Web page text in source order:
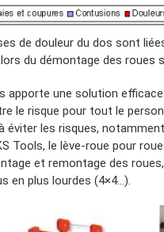
de douleur du dos sont
du démontage des roues
apporte une solution
le risque pour tout le
éviter les risques,
Tools, le lève-roue pour
et remontage des
en plus lourdes (4×4…).